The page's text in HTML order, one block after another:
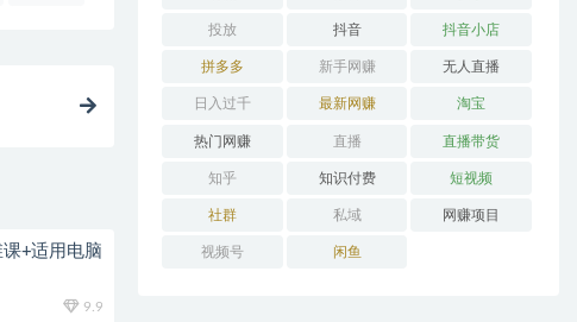
+适用电脑
9.9
投放 抖音 抖音小店
拼多多 新手网赚 无人直播
日入过千 最新网赚 淘宝
热门网赚 直播 直播带货
知乎 知识付费 短视频
社群 私域 网赚项目
视频号 闲鱼